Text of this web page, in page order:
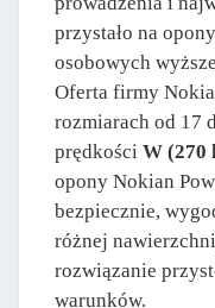
przystało na
osobowych
Oferta firmy
rozmiarach od 17
prędkości W (270
opony Nokian
bezpiecznie,
różnej
rozwiązanie
warunków.